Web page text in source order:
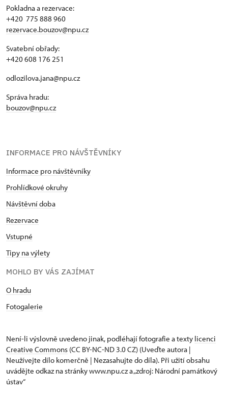
Pokladna a rezervace:
+420 775 888 960
rezervace.bouzov@npu.cz
Svatební obřady:
+420 608 176 251
odlozilova.jana@npu.cz
Správa hradu:
bouzov@npu.cz
INFORMACE PRO NÁVŠTĚVNÍKY
Informace pro návštěvníky
Prohlídkové okruhy
Návštěvní doba
Rezervace
Vstupné
Tipy na výlety
MOHLO BY VÁS ZAJÍMAT
O hradu
Fotogalerie
Není-li výslovně uvedeno jinak, podléhají fotografie a texty licenci
Creative Commons (CC BY-NC-ND 3.0 CZ) (Uveďte autora |
Neužívejte dílo komerčně | Nezasahujte do díla). Při užití obsahu
uvádějte odkaz na stránky www.npu.cz a „zdroj: Národní památkový
ústav“